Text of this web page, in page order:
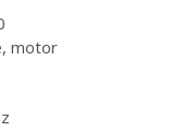
motor